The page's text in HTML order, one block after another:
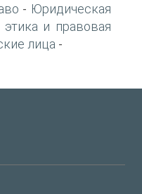
- Юридическая
и правовая
лица -